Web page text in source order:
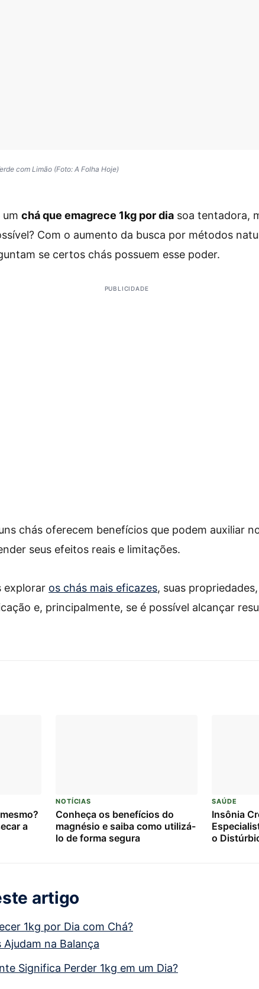
com Limão (Foto: A Folha Hoje)
um chá que emagrece 1kg por dia soa tentadora,
Com o aumento da busca por métodos
se certos chás possuem esse poder.
PUBLICIDADE
chás oferecem benefícios que podem auxiliar
seus efeitos reais e limitações.
explorar os chás mais eficazes, suas
e, principalmente, se é possível alcançar
a
NOTÍCIAS
Conheça os benefícios do
magnésio e saiba como utilizá-
lo de forma segura
SAÚDE
Insônia
o
artigo
1kg por Dia com Chá?
Ajudam na Balança
Significa Perder 1kg em um Dia?